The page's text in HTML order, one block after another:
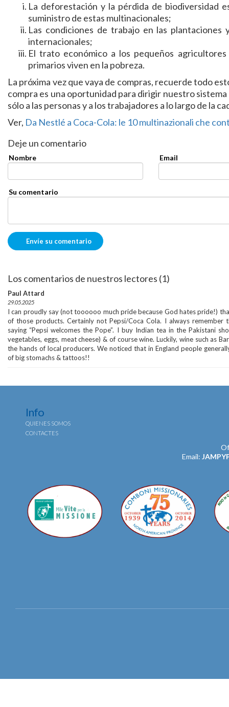
La deforestación y la pérdida de biodiversidad
suministro de estas multinacionales;
Las condiciones de trabajo en las
internacionales;
El trato económico a los pequeños
primarios viven en la pobreza.
La próxima vez que vaya de compras, recuerde todo
compra es una oportunidad para dirigir nuestro
sólo a las personas y a los trabajadores a lo largo de la
Ver, Da Nestlé a Coca-Cola: le 10 multinazionali che
Deje un comentario
Nombre Email
Su comentario
Los comentarios de nuestros lectores (1)
Paul Attard
29.05.2025
I can proudly say (not toooooo much pride because God hates pride!)
of those products. Certainly not Pepsi/Coca Cola. I always remember
saying “Pepsi welcomes the Pope”. I buy Indian tea in the Pakistani
vegetables, eggs, meat cheese) & of course wine. Luckily, wine such as
the hands of local producers. We noticed that in England people
of big stomachs & tattoos!!
Info
QUIENES SOMOS
CONTACTES
Email: